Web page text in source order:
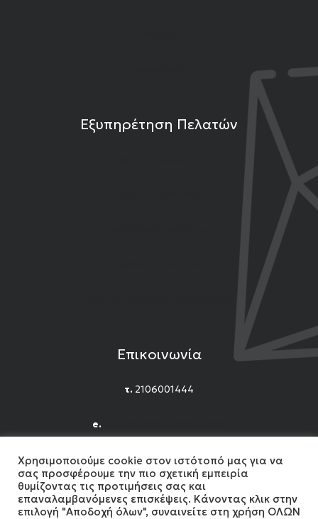
Εξυπηρέτηση Πελατών
Επικοινωνία
τ. 2106001444
e.
Facebook
Instagram
YouTube
Χρησιμοποιούμε cookie στον ιστότοπό μας για να
σας προσφέρουμε την πιο σχετική εμπειρία
θυμίζοντας τις προτιμήσεις σας και
επαναλαμβανόμενες επισκέψεις. Κάνοντας κλικ στην
επιλογή "Αποδοχή όλων", συναινείτε στη χρήση ΟΛΩΝ